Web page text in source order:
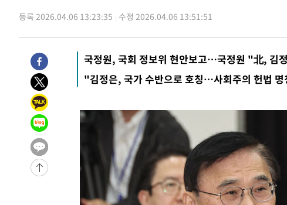
-28106초 전 >[속보]이강인 "감독님이 원하는 마음 느꼈고, 많은 트로피 원해 아
-27888초 전 >수도권 40도 육박 '펄펄'…동해안 일부 지역엔 호의주의보
-26857초 전 >
온열질환 사망자 3명 늘어…누적 환자 3000명 돌파
-20802초 전 >
강릉에 시간당 81.4㎜ 물폭탄…도로 잠기고 담벼락 붕괴
-16909초 전 >
백운산서 80년근 천종산삼 9뿌리 발견…감정가 1.3억원
-14619초 전 >
-12153초 전 >
남자 농구, 나고야 아시안게임서 '홈팀' 일본과 한일전
-11529초 전 >
여수 오동도 해상서 모터보트 전복…1명 사망·1명 실종
-7756초 전 >
극한폭염 한풀 꺾이지만…'낮 최고 35도' 무더위, 열대야 계속[다음
주 날씨]
-4774초 전 >
축구협회 "압수수색·성접대 논란 사과…쇄신의 기회로 삼겠다"
[속보]'압수수색·성접대 논란' 축구협회 "실망과 걱정 안겨드려 죄
'최고 37도' 폭염 지속…강원동해안 최대 150㎜ 비
등록 2026.04.06 13:23:35 수정 2026.04.06 13:51:51
국정원, 국회 정보위 현안보고…국정원 "北, 김
"김정은, 국가 수반으로 호칭…사회주의 헌법